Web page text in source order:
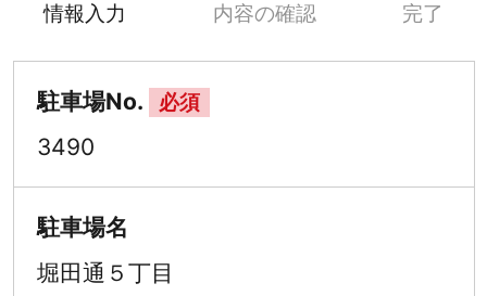
情報入力 内容の確認 完了
駐車場No. 必須
3490
駐車場名
堀田通５丁目